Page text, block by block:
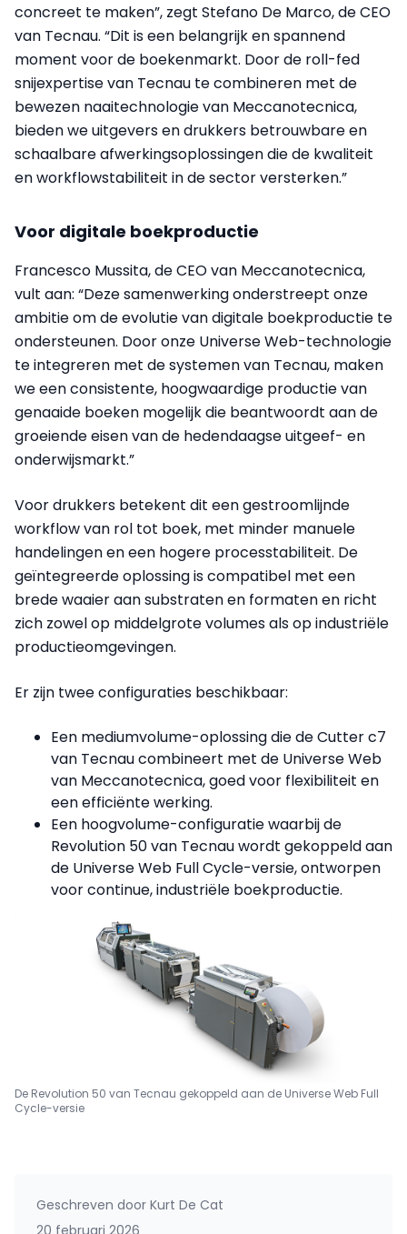
concreet te maken”, zegt Stefano De Marco, de CEO
van Tecnau. “Dit is een belangrijk en spannend
moment voor de boekenmarkt. Door de roll-fed
snijexpertise van Tecnau te combineren met de
bewezen naaitechnologie van Meccanotecnica,
bieden we uitgevers en drukkers betrouwbare en
schaalbare afwerkingsoplossingen die de kwaliteit
en workflowstabiliteit in de sector versterken.”
Voor digitale boekproductie
Francesco Mussita, de CEO van Meccanotecnica,
vult aan: “Deze samenwerking onderstreept onze
ambitie om de evolutie van digitale boekproductie te
ondersteunen. Door onze Universe Web-technologie
te integreren met de systemen van Tecnau, maken
we een consistente, hoogwaardige productie van
genaaide boeken mogelijk die beantwoordt aan de
groeiende eisen van de hedendaagse uitgeef- en
onderwijsmarkt.”
Voor drukkers betekent dit een gestroomlijnde
workflow van rol tot boek, met minder manuele
handelingen en een hogere processtabiliteit. De
geïntegreerde oplossing is compatibel met een
brede waaier aan substraten en formaten en richt
zich zowel op middelgrote volumes als op industriële
productieomgevingen.
Er zijn twee configuraties beschikbaar:
Een mediumvolume-oplossing die de Cutter c7
van Tecnau combineert met de Universe Web
van Meccanotecnica, goed voor flexibiliteit en
een efficiënte werking.
Een hoogvolume-configuratie waarbij de
Revolution 50 van Tecnau wordt gekoppeld aan
de Universe Web Full Cycle-versie, ontworpen
voor continue, industriële boekproductie.
De Revolution 50 van Tecnau gekoppeld aan de Universe Web Full
Cycle-versie
Geschreven door Kurt De Cat